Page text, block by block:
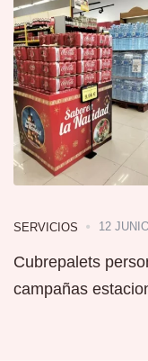
SERVICIOS 12
Cubrepalets
campañas